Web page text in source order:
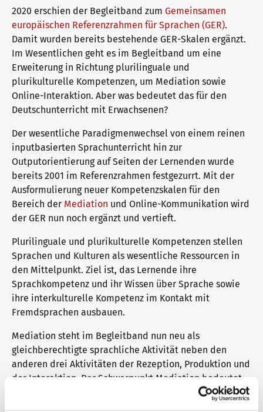
Einstufungstest
Infos für Prüfungszentren
telc Zertifikate DIGITAL
Warum telc Zertifikate?
Deutsch Test für den Beruf
Verifikation von telc Zertifikaten
Sprachprüfungen: Support & FAQ
Verlagsprogramm: Support & FAQ
Downloadbereich
Infopakete
ZQ BSK
Qualifizierung Prüfungsverantwortung
Qualifikationsphasen
Trainingsformate
telc Campus
DaF/DaZ Blog
Training: Support & FAQ
Wir sind telc
2020 erschien der Begleitband zum Gemeinsamen
europäischen Referenzrahmen für Sprachen (GER).
Damit wurden bereits bestehende GER-Skalen ergänzt.
Im Wesentlichen geht es im Begleitband um eine
Erweiterung in Richtung plurilinguale und
plurikulturelle Kompetenzen, um Mediation sowie
Online-Interaktion. Aber was bedeutet das für den
Deutschunterricht mit Erwachsenen?
Der wesentliche Paradigmenwechsel von einem reinen
inputbasierten Sprachunterricht hin zur
Outputorientierung auf Seiten der Lernenden wurde
bereits 2001 im Referenzrahmen festgezurrt. Mit der
Ausformulierung neuer Kompetenzskalen für den
Bereich der Mediation und Online-Kommunikation wird
der GER nun noch ergänzt und vertieft.
Plurilinguale und plurikulturelle Kompetenzen stellen
Sprachen und Kulturen als wesentliche Ressourcen in
den Mittelpunkt. Ziel ist, das Lernende ihre
Sprachkompetenz und ihr Wissen über Sprache sowie
ihre interkulturelle Kompetenz im Kontakt mit
Fremdsprachen ausbauen.
Mediation steht im Begleitband nun neu als
gleichberechtigte sprachliche Aktivität neben den
anderen drei Aktivitäten der Rezeption, Produktion und
der Interaktion. Der Schwerpunkt Mediation bedeutet
zum Beispiel, dass Äußerungen an eine Person, die